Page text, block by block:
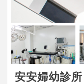
安安婦幼診所